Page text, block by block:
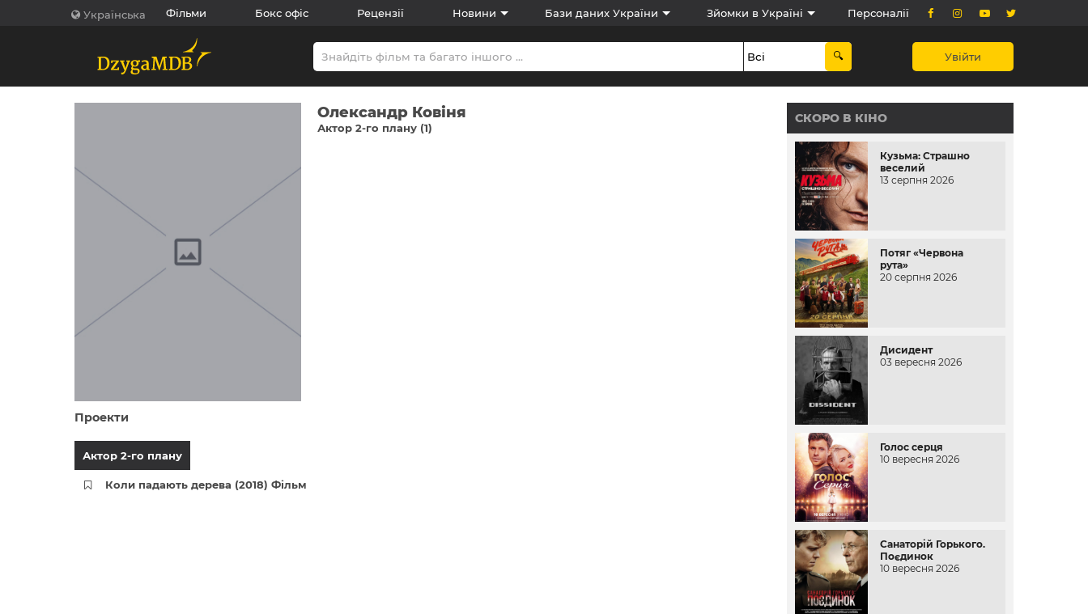
Українська Фільми Бокс офіс Рецензії Новини Бази даних України Зйомки в Україні Персоналії
Увійти
Олександр Ковіня
Актор 2-го плану (1)
Проекти
Актор 2-го плану
Коли падають дерева (2018) Фільм
СКОРО В КІНО
Кузьма: Страшно
веселий
13 серпня 2026
Потяг «Червона
рута»
20 серпня 2026
Дисидент
03 вересня 2026
Голос серця
10 вересня 2026
Санаторій Горького.
Поєдинок
10 вересня 2026